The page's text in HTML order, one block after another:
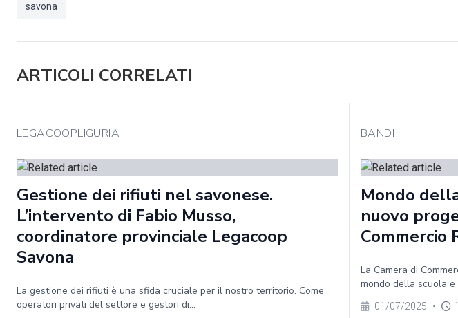
savona
ARTICOLI CORRELATI
LEGACOOPLIGURIA
Gestione dei rifiuti nel savonese.
L’intervento di Fabio Musso,
coordinatore provinciale Legacoop
Savona
La gestione dei rifiuti è una sfida cruciale per il nostro territorio. Come
operatori privati del settore e gestori di...
BANDI
Mondo
nuovo
Commercio
La Camera di
mondo della scuola e
01/07/2025 •